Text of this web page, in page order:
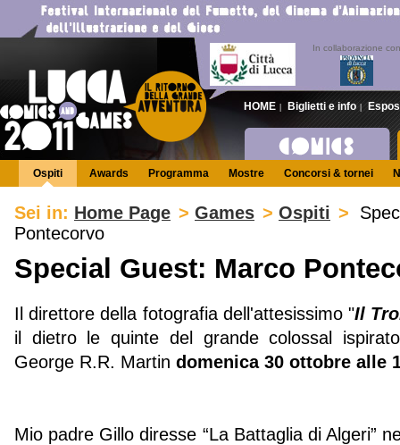
In collaborazione con
HOME | Biglietti e info |
Ospiti Awards Programma Mostre Concorsi & tornei
Sei in: Home Page > Games > Ospiti >
Pontecorvo
Special Guest: Marco
Il direttore della fotografia dell'attesissimo "Il
il dietro le quinte del grande colossal
George R.R. Martin domenica 30 ottobre alle
Mio padre Gillo diresse “La Battaglia di Algeri”